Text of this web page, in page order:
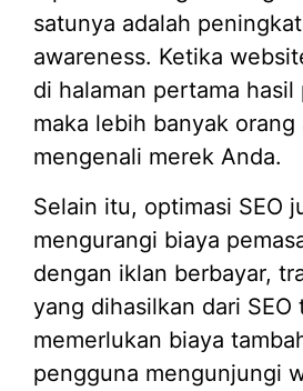
satunya adalah
awareness. Ketika
di halaman pertama hasil
maka lebih banyak orang
mengenali merek Anda.
Selain itu, optimasi SEO
mengurangi biaya
dengan iklan berbayar,
yang dihasilkan dari SEO
memerlukan biaya
pengguna mengunjungi